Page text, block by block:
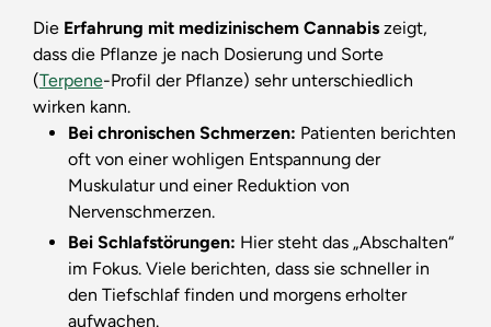
Die Erfahrung mit medizinischem Cannabiszeigt,
dass die Pflanze je nach Dosierung und Sorte
(Terpene-Profil der Pflanze) sehr unterschiedlich
wirken kann.
Bei chronischen Schmerzen: Patienten berichten
oft von einer wohligen Entspannung der
Muskulatur und einer Reduktion von
Nervenschmerzen.
Bei Schlafstörungen: Hier steht das „Abschalten“
im Fokus. Viele berichten, dass sie schneller in
den Tiefschlaf finden und morgens erholter
aufwachen.